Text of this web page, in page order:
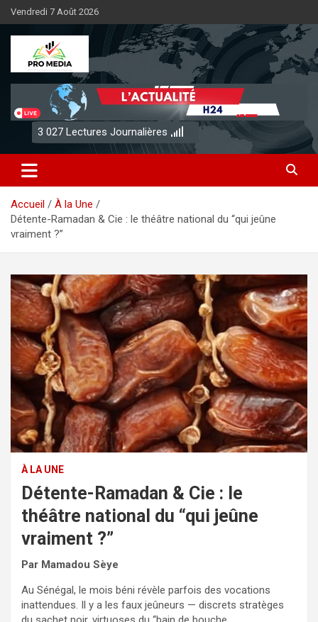
Aller
au
contenu
Vendredi 7 Août 2026
Sénégal Promedia
3 027 Lectures Journalières
Accueil
À la Une
Détente-Ramadan & Cie : le théâtre national du “qui jeûne
vraiment ?”
À LA UNE
Détente-Ramadan & Cie : le
théâtre national du “qui jeûne
vraiment ?”
Par Mamadou Sèye
Au Sénégal, le mois béni révèle parfois des vocations
inattendues. Il y a les faux jeûneurs — discrets stratèges